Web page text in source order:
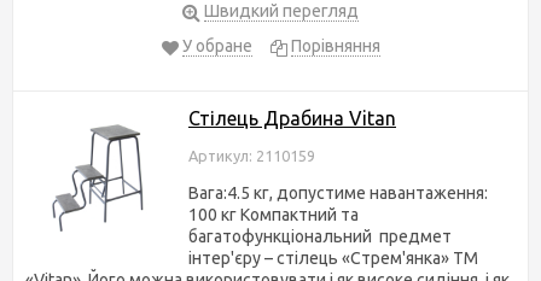
Швидкий перегляд
У обране
Порівняння
Стілець Драбина Vitan
Артикул: 2110159
Вага:4.5 кг, допустиме навантаження:
100 кг Компактний та
багатофункціональний предмет
інтер'єру – стілець «Стрем'янка» ТМ